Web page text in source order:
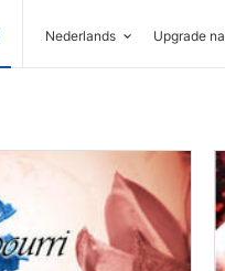
Nederlands Upgrade